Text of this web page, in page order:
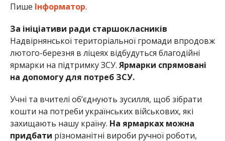
Пише Інформатор.
За ініціативи ради старшокласників
Надвірнянської територіальної громади впродовж
лютого-березня в ліцеях відбудуться благодійні
ярмарки на підтримку ЗСУ. Ярмарки спрямовані
на допомогу для потреб ЗСУ.
Учні та вчителі об’єднують зусилля, щоб зібрати
кошти на потреби українських військових, які
захищають нашу країну. На ярмарках можна
придбати різноманітні вироби ручної роботи,